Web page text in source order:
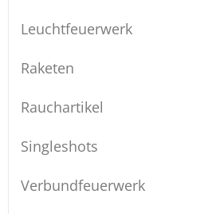
Leuchtfeuerwerk
Raketen
Rauchartikel
Singleshots
Verbundfeuerwerk